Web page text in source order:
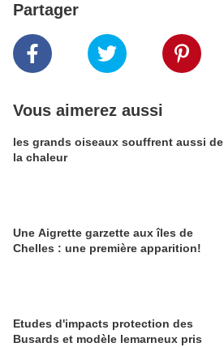
Partager
Vous aimerez aussi
les grands oiseaux souffrent aussi de
la chaleur
Une Aigrette garzette aux îles de
Chelles : une première apparition!
Etudes d'impacts protection des
Busards et modèle lemarneux pris